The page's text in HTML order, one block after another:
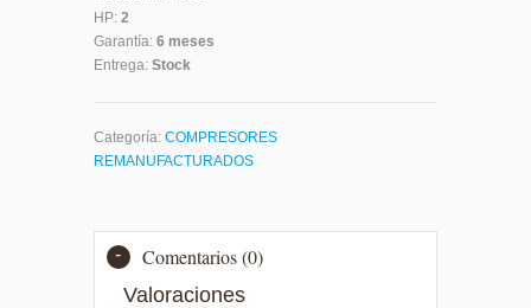
HP: 2
Garantía: 6 meses
Entrega: Stock
Categoría: COMPRESORES
REMANUFACTURADOS
Comentarios (0)
Valoraciones